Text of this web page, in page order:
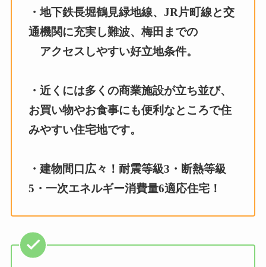
・地下鉄長堀鶴見緑地線、JR片町線と交
通機関に充実し難波、梅田までの
アクセスしやすい好立地条件。
・近くには多くの商業施設が立ち並び、
お買い物やお食事にも便利なところで住
みやすい住宅地です。
・建物間口広々！耐震等級3・断熱等級
5・一次エネルギー消費量6適応住宅！